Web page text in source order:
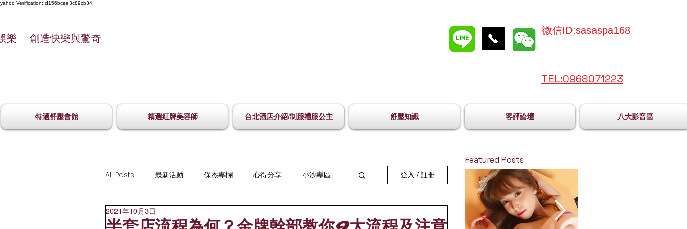
yahoo Verification: d156bcee3c89cb34
樂 創造快樂與驚奇
微信ID:sasaspa168
TEL:0968071223
特選舒壓會館 精選紅牌美容師 台北酒店介紹/制服禮服公主 舒壓知識 客評論壇 八大影音區
All Posts 最新活動 保杰專欄 心得分享 小沙專區
舒壓會館 酒店相關 捷克論壇 定點外送
登入 / 註冊
2021年10月3日
Featured Posts